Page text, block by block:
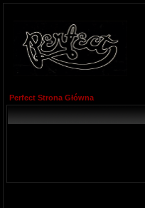
Perfect Strona Główna